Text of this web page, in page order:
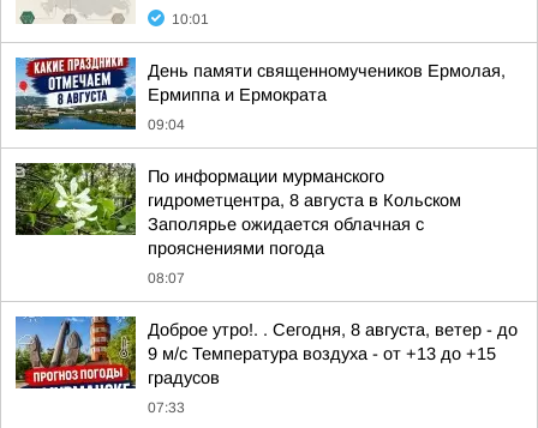
10:01
День памяти священномучеников Ермолая,
Ермиппа и Ермократа
09:04
По информации мурманского
гидрометцентра, 8 августа в Кольском
Заполярье ожидается облачная с
прояснениями погода
08:07
Доброе утро!. . Сегодня, 8 августа, ветер - до
9 м/с Температура воздуха - от +13 до +15
градусов
07:33